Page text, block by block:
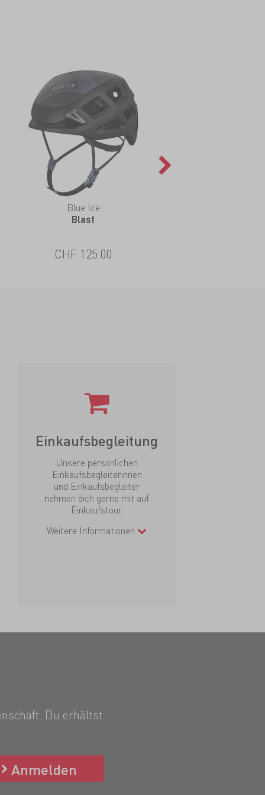
Blue Ice
Blast
CHF 125.00
Einkaufsbegleitung
Unsere persönlichen
Einkaufsbegleiterinnen
und Einkaufsbegleiter
nehmen dich gerne mit auf
Einkaufstour.
Weitere Informationen
Du erhältst
Anmelden